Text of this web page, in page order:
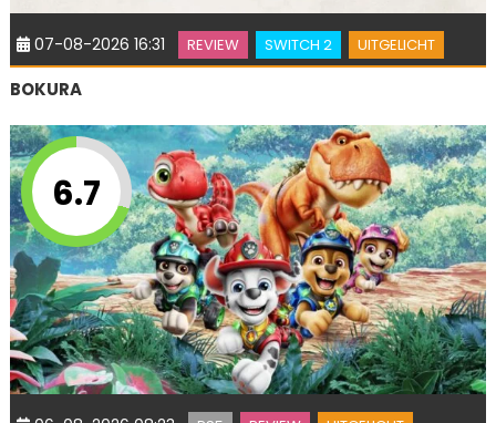
07-08-2026 16:31 REVIEW SWITCH 2 UITGELICHT
BOKURA
6.7